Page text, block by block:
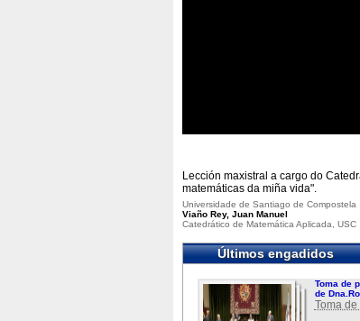
Lección maxistral a cargo do
matemáticas da miña vida".
Universidade de Santiago de Compostela
Viaño Rey, Juan Manuel
Catedrático de Matemática Aplicada, USC
Últimos engadidos
Toma de
de
Toma